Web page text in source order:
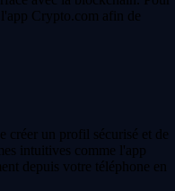
Crypto.com afin de
créer un profil sécurisé et de
intuitives comme l'app
depuis votre téléphone en